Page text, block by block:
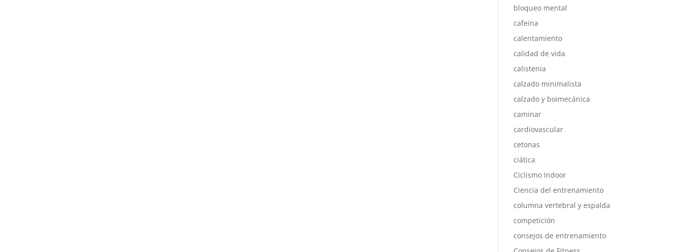
bloqueo mental
cafeina
calentamiento
calidad de vida
calistenia
calzado minimalista
calzado y boimecánica
caminar
cardiovascular
cetonas
ciática
Ciclismo Indoor
Ciencia del entrenamiento
columna vertebral y espalda
competición
consejos de entrenamiento